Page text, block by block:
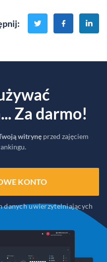
:
Za darmo!
witrynęprzed zajęciem
KONTO
danych uwierzytelniających